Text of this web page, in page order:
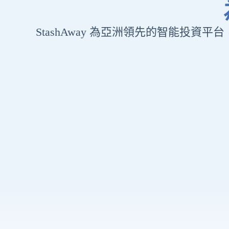
StashAway 為亞洲領先的智能投資平